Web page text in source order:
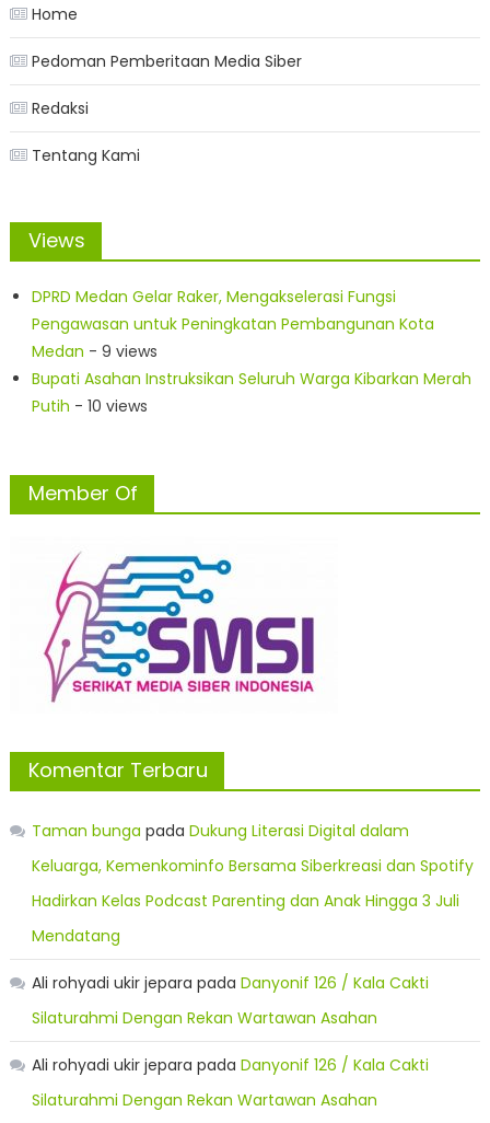
Home
Pedoman Pemberitaan Media Siber
Redaksi
Tentang Kami
Views
DPRD Medan Gelar Raker, Mengakselerasi Fungsi
Pengawasan untuk Peningkatan Pembangunan Kota
Medan - 9 views
Bupati Asahan Instruksikan Seluruh Warga Kibarkan Merah
Putih - 10 views
Member Of
Komentar Terbaru
Taman bunga pada Dukung Literasi Digital dalam
Keluarga, Kemenkominfo Bersama Siberkreasi dan Spotify
Hadirkan Kelas Podcast Parenting dan Anak Hingga 3 Juli
Mendatang
Ali rohyadi ukir jepara pada Danyonif 126 / Kala Cakti
Silaturahmi Dengan Rekan Wartawan Asahan
Ali rohyadi ukir jepara pada Danyonif 126 / Kala Cakti
Silaturahmi Dengan Rekan Wartawan Asahan